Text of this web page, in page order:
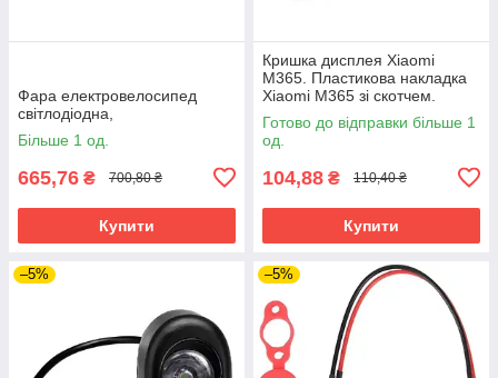
Фара електровелосипед
світлодіодна,
Більше 1 од.
665,76 ₴ 700,80 ₴
Купити
Кришка дисплея Xiaomi
M365. Пластикова накладка
Xiaomi M365 зі скотчем.
Кришка дисплея Xiaomi M365
оригінальна.
Готово до відправки більше 1
од.
104,88 ₴ 110,40 ₴
Купити
–5% –5%